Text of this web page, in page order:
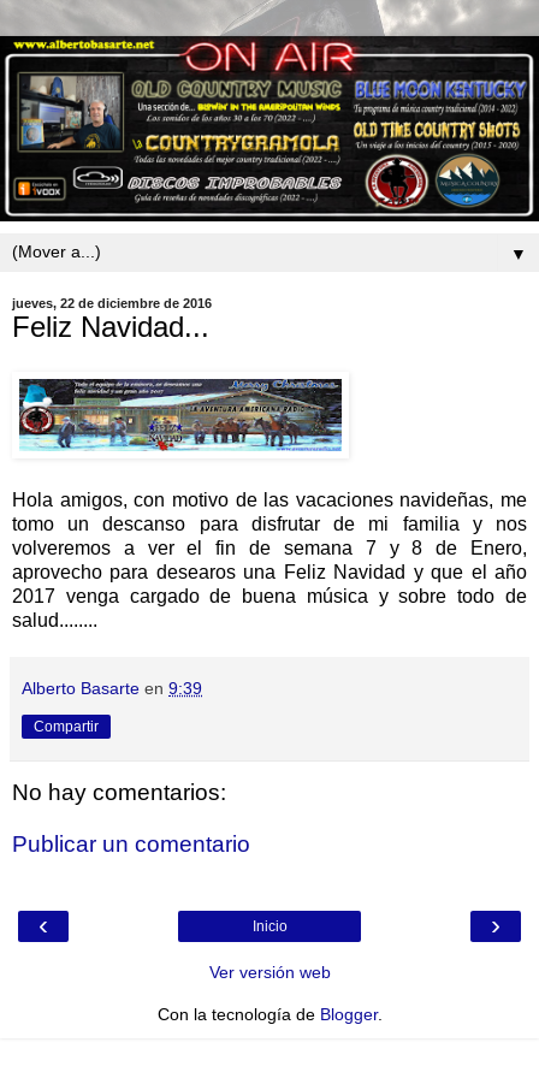
▼
jueves, 22 de diciembre de 2016
Feliz Navidad...
Hola amigos, con motivo de las vacaciones navideñas, me
tomo un descanso para disfrutar de mi familia y nos
volveremos a ver el fin de semana 7 y 8 de Enero,
aprovecho para desearos una Feliz Navidad y que el año
2017 venga cargado de buena música y sobre todo de
salud........
Alberto Basarte en 9:39
Compartir
No hay comentarios:
Publicar un comentario
‹ ›
Inicio
Ver versión web
Con la tecnología de Blogger.